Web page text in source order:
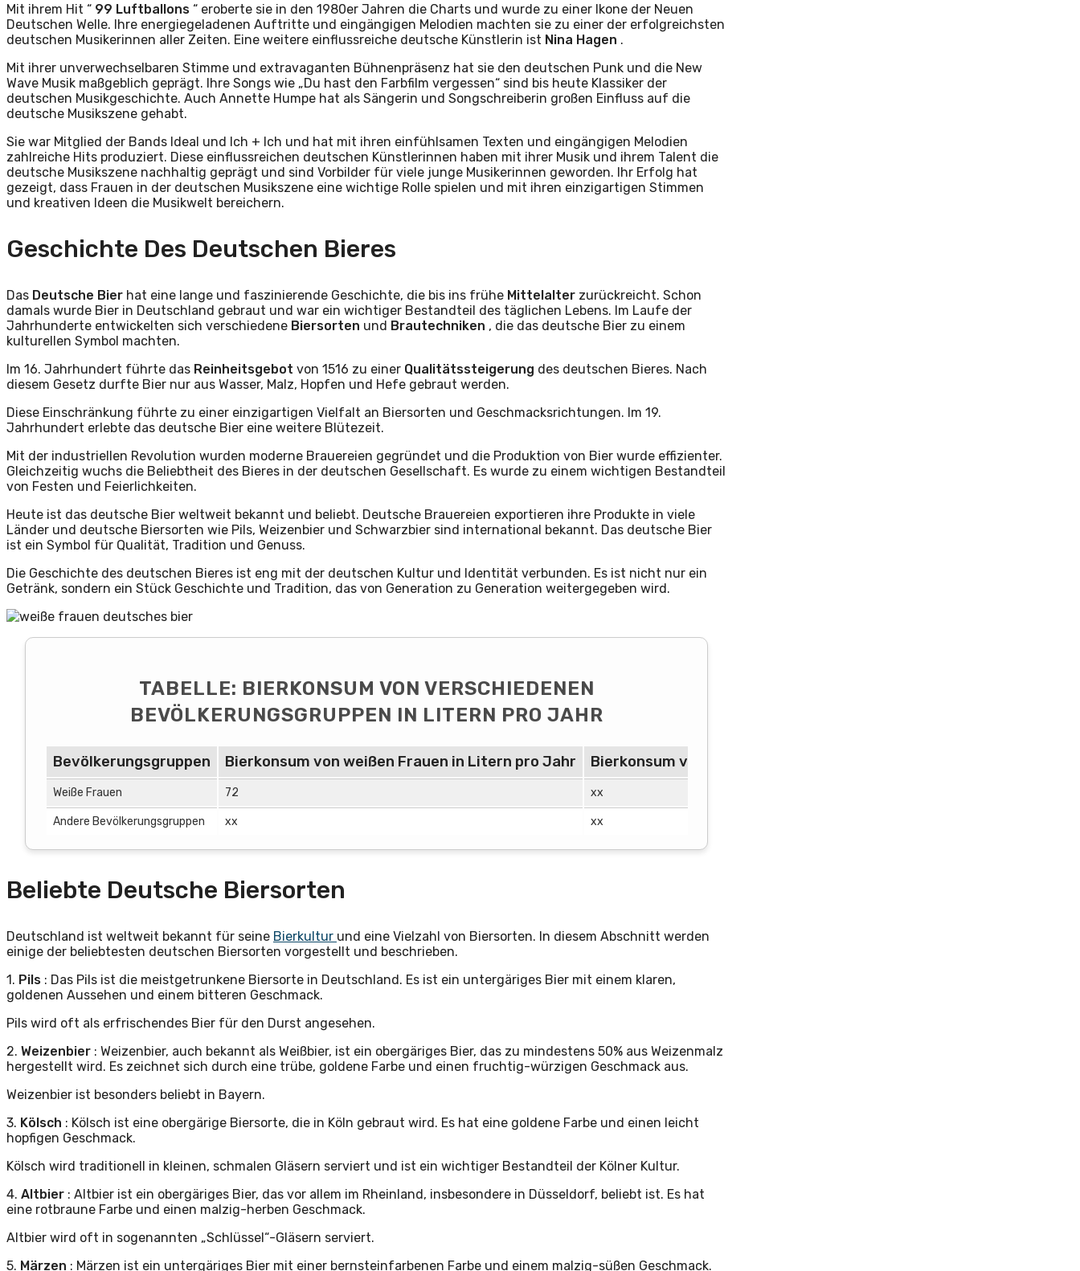
Mit ihrem Hit “ 99 Luftballons “ eroberte sie in den 1980er Jahren die Charts und wurde zu einer Ikone der Neuen
Deutschen Welle. Ihre energiegeladenen Auftritte und eingängigen Melodien machten sie zu einer der erfolgreichsten
deutschen Musikerinnen aller Zeiten. Eine weitere einflussreiche deutsche Künstlerin ist Nina Hagen .
Mit ihrer unverwechselbaren Stimme und extravaganten Bühnenpräsenz hat sie den deutschen Punk und die New
Wave Musik maßgeblich geprägt. Ihre Songs wie „Du hast den Farbfilm vergessen“ sind bis heute Klassiker der
deutschen Musikgeschichte. Auch Annette Humpe hat als Sängerin und Songschreiberin großen Einfluss auf die
deutsche Musikszene gehabt.
Sie war Mitglied der Bands Ideal und Ich + Ich und hat mit ihren einfühlsamen Texten und eingängigen Melodien
zahlreiche Hits produziert. Diese einflussreichen deutschen Künstlerinnen haben mit ihrer Musik und ihrem Talent die
deutsche Musikszene nachhaltig geprägt und sind Vorbilder für viele junge Musikerinnen geworden. Ihr Erfolg hat
gezeigt, dass Frauen in der deutschen Musikszene eine wichtige Rolle spielen und mit ihren einzigartigen Stimmen
und kreativen Ideen die Musikwelt bereichern.
Geschichte Des Deutschen Bieres
Das Deutsche Bier hat eine lange und faszinierende Geschichte, die bis ins frühe Mittelalter zurückreicht. Schon
damals wurde Bier in Deutschland gebraut und war ein wichtiger Bestandteil des täglichen Lebens. Im Laufe der
Jahrhunderte entwickelten sich verschiedene Biersorten und Brautechniken , die das deutsche Bier zu einem
kulturellen Symbol machten.
Im 16. Jahrhundert führte das Reinheitsgebot von 1516 zu einer Qualitätssteigerung des deutschen Bieres. Nach
diesem Gesetz durfte Bier nur aus Wasser, Malz, Hopfen und Hefe gebraut werden.
Diese Einschränkung führte zu einer einzigartigen Vielfalt an Biersorten und Geschmacksrichtungen. Im 19.
Jahrhundert erlebte das deutsche Bier eine weitere Blütezeit.
Mit der industriellen Revolution wurden moderne Brauereien gegründet und die Produktion von Bier wurde effizienter.
Gleichzeitig wuchs die Beliebtheit des Bieres in der deutschen Gesellschaft. Es wurde zu einem wichtigen Bestandteil
von Festen und Feierlichkeiten.
Heute ist das deutsche Bier weltweit bekannt und beliebt. Deutsche Brauereien exportieren ihre Produkte in viele
Länder und deutsche Biersorten wie Pils, Weizenbier und Schwarzbier sind international bekannt. Das deutsche Bier
ist ein Symbol für Qualität, Tradition und Genuss.
Die Geschichte des deutschen Bieres ist eng mit der deutschen Kultur und Identität verbunden. Es ist nicht nur ein
Getränk, sondern ein Stück Geschichte und Tradition, das von Generation zu Generation weitergegeben wird.
TABELLE: BIERKONSUM VON VERSCHIEDENEN
BEVÖLKERUNGSGRUPPEN IN LITERN PRO JAHR
Bevölkerungsgruppen Bierkonsum von weißen Frauen in Litern pro Jahr Bierkonsum von anderen Bevölkerungsgruppen in Litern pro Jahr
Weiße Frauen 72 xx
Andere Bevölkerungsgruppen xx xx
Beliebte Deutsche Biersorten
Deutschland ist weltweit bekannt für seine Bierkultur und eine Vielzahl von Biersorten. In diesem Abschnitt werden
einige der beliebtesten deutschen Biersorten vorgestellt und beschrieben.
1. Pils : Das Pils ist die meistgetrunkene Biersorte in Deutschland. Es ist ein untergäriges Bier mit einem klaren,
goldenen Aussehen und einem bitteren Geschmack.
Pils wird oft als erfrischendes Bier für den Durst angesehen.
2. Weizenbier : Weizenbier, auch bekannt als Weißbier, ist ein obergäriges Bier, das zu mindestens 50% aus Weizenmalz
hergestellt wird. Es zeichnet sich durch eine trübe, goldene Farbe und einen fruchtig-würzigen Geschmack aus.
Weizenbier ist besonders beliebt in Bayern.
3. Kölsch : Kölsch ist eine obergärige Biersorte, die in Köln gebraut wird. Es hat eine goldene Farbe und einen leicht
hopfigen Geschmack.
Kölsch wird traditionell in kleinen, schmalen Gläsern serviert und ist ein wichtiger Bestandteil der Kölner Kultur.
4. Altbier : Altbier ist ein obergäriges Bier, das vor allem im Rheinland, insbesondere in Düsseldorf, beliebt ist. Es hat
eine rotbraune Farbe und einen malzig-herben Geschmack.
Altbier wird oft in sogenannten „Schlüssel“-Gläsern serviert.
5. Märzen : Märzen ist ein untergäriges Bier mit einer bernsteinfarbenen Farbe und einem malzig-süßen Geschmack.